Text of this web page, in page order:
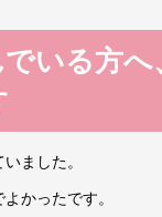
いる方
ました。
かったです。